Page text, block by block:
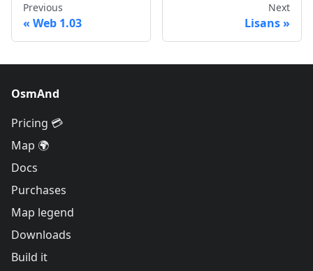
Previous
Web 1.03
Next
Lisans
OsmAnd
Pricing 💳
Map 🌍
Docs
Purchases
Map legend
Downloads
Build it